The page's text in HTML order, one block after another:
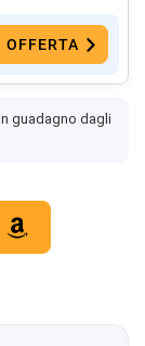
OFFERTA
guadagno dagli